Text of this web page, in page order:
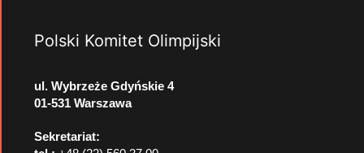
Polski Komitet Olimpijski
ul. Wybrzeże Gdyńskie 4
01-531 Warszawa
Sekretariat: